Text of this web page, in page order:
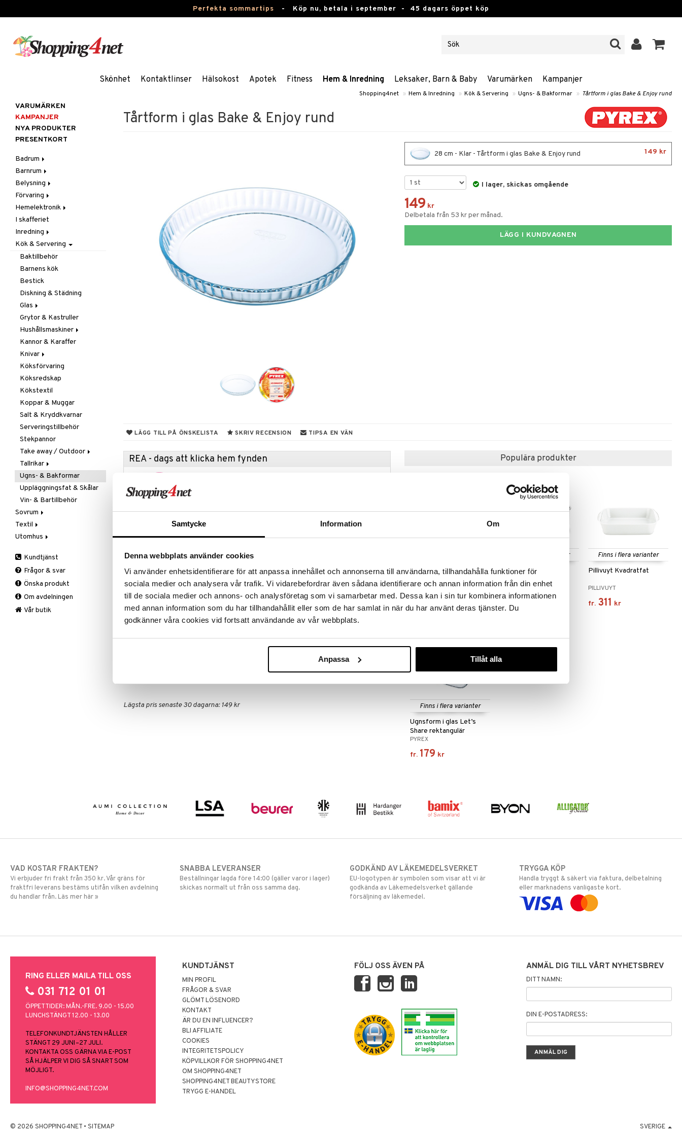
Samtycke Information Om
Denna webbplats använder cookies
Vi använder enhetsidentifierare för att anpassa innehållet och annonserna till användarna, tillhandahålla funktioner för
sociala medier och analysera vår trafik. Vi vidarebefordrar även sådana identifierare och annan information från din enhet
till de sociala medier och annons- och analysföretag som vi samarbetar med. Dessa kan i sin tur kombinera informationen
med annan information som du har tillhandahållit eller som de har samlat in när du har använt deras tjänster. Du
godkänner våra cookies vid fortsatt användande av vår webbplats.
Anpassa Tillåt alla
Perfekta sommartips - Köp nu, betala i september - 45 dagars öppet köp
Skönhet Kontaktlinser Hälsokost Apotek Fitness Hem & Inredning Leksaker, Barn & Baby Varumärken Kampanjer
Shopping4net » Hem & Inredning » Kök & Servering » Ugns- & Bakformar » Tårtform i glas Bake & Enjoy rund
Tårtform i glas Bake & Enjoy rund
28 cm - Klar - Tårtform i glas Bake & Enjoy rund 149 kr
I lager, skickas omgående
149 kr
Delbetala från 53 kr per månad.
LÄGG I KUNDVAGNEN
LÄGG TILL PÅ ÖNSKELISTA SKRIV RECENSION TIPSA EN VÄN
REA - dags att klicka hem fynden
Produktinfo
Ge dina bakverk en elegant touch med Pyrex® Tårtform Iconics. Den runda formen
kan du använda för pajer, tårtor och quicher som imponerar på både familj och gäster.
Formen är tillverkad av borosilikatglas från Frankrike, vilket garanterar högsta kvalitet
och hållbarhet. Pyrex är nummer 1 i termisk och mekanisk resistens jämfört med
konkurrerande produkter i borosilikatglas – perfekt för dig som vill ha en form som tål
extrema temperaturer och håller länge! Reptålig, BPA-fri och hygienisk! Tål ugn,
kvalitet och stil i ditt kök!
Lägsta pris senaste 30 dagarna: 149 kr
Populära produkter
Grand Cru Lock till
ugnsfast form Grå
ROSENDAHL
fr. 59
Finns i flera varianter
Exxent Springform
EXXENT
99
Finns i flera varianter
Pillivuyt Kvadratfat
PILLIVUYT
fr. 311 kr
Finns i flera varianter
Ugnsform i glas Let’s
Share rektangulär
PYREX
fr. 179 kr
nyhet
VARUMÄRKEN
KAMPANJER
NYA PRODUKTER
PRESENTKORT
Badrum
Badrumsinredning
Badrumstextilier
Badrumstillbehör
Barnrum
Barnlampor
Barnmöbler
Barnrumsdekoration
Barnrumsförvaring
Barnrumstextilier
Belysning
Belysningstillbehör
Lampor
Bordslampor
Taklampor
LED-ljus
Ljuslyktor & Ljusstakar
Utomhusbelysning
Förvaring
Hängare & krokar
Hyllor
Småförvaring
Småförvaring & Korgar
Väskor
Hemelektronik
Ljud
I skafferiet
Inredning
Dekoration
Böcker
Figurer & Skulpturer
Klockor
Krukor
Metal Art
Väggdekorationer
Vaser
Doftljus & Doftspridare
Förvaring & Hyllor
Hängare & Krokar
Hyllor
Småförvaring & Korgar
Juldekoration
Ljuslyktor & Ljusstakar
Småmöbler
Kök & Servering
Baktillbehör
Barnens kök
Bestick
Diskning & Städning
Glas
Champagneglas
Dricksglas
Drink- & Cocktailglas
Ölglas
Snaps- & Avecglas
Vinglas
Whiskey- & Cognacglas
Grytor & Kastruller
Hushållsmaskiner
Brödrostar
Kaffe, Te & Espresso
Mixer & Elvispar
Övriga maskiner
Vattenkokare
Kannor & Karaffer
Knivar
Brödknivar
Knivset
Knivslipar och Brynen
Knivtillbehör
Kockknivar
Skal- & Grönsaksknivar
Skärbrädor
Specialknivar
Köksförvaring
Köksredskap
Kökstextil
Koppar & Muggar
Salt & Kryddkvarnar
Serveringstillbehör
Stekpannor
Take away / Outdoor
Flaskor
Matlådor
Termoskannor
Termosmuggar
Tallrikar
Assietter
Djupa tallrikar
Mattallrikar
Ugns- & Bakformar
Uppläggningsfat & Skålar
Vin- & Bartillbehör
Sovrum
Filtar & Plädar
Prydnadskuddar
Bäddset
Kuddar & Täcken
Lakan & Örngott
Tillbehör
Textil
Badrumstextilier
Filtar & Plädar
Kökstextilier
Mattor
Övrigt
Prydnadskuddar
Utomhus
Friluftsliv
Grill & Grilltillbehör
Krukor
Mygg- & insektsskydd
Picknick
Kundtjänst
Frågor & svar
Önska produkt
Om avdelningen
Vår butik
VAD KOSTAR FRAKTEN?
Vi erbjuder fri frakt från 350 kr. Vår gräns för
fraktfri leverans bestäms utifån vilken avdelning
du handlar från. Läs mer här »
SNABBA LEVERANSER
Beställningar lagda före 14:00 (gäller varor i lager)
skickas normalt ut från oss samma dag.
GODKÄND AV LÄKEMEDELSVERKET
EU-logotypen är symbolen som visar att vi är
godkända av Läkemedelsverket gällande
försäljning av läkemedel.
TRYGGA KÖP
Handla tryggt & säkert via faktura, delbetalning
eller marknadens vanligaste kort.
RING ELLER MAILA TILL OSS
031 712 01 01
ÖPPETTIDER: MÅN.-FRE. 9.00 - 15.00
LUNCHSTÄNGT 12.00 - 13.00
TELEFONKUNDTJÄNSTEN HÅLLER
STÄNGT 29 JUNI–27 JULI.
KONTAKTA OSS GÄRNA VIA E-POST
SÅ HJÄLPER VI DIG SÅ SNART SOM
MÖJLIGT.
INFO@SHOPPING4NET.COM
KUNDTJÄNST
MIN PROFIL
FRÅGOR & SVAR
GLÖMT LÖSENORD
KONTAKT
ÄR DU EN INFLUENCER?
BLI AFFILIATE
COOKIES
INTEGRITETSPOLICY
KÖPVILLKOR FÖR SHOPPING4NET
OM SHOPPING4NET
SHOPPING4NET BEAUTYSTORE
TRYGG E-HANDEL
FÖLJ OSS ÄVEN PÅ ANMÄL DIG TILL VÅRT NYHETSBREV
DITT NAMN:
DIN E-POSTADRESS:
© 2026 SHOPPING4NET • SITEMAP SVERIGE